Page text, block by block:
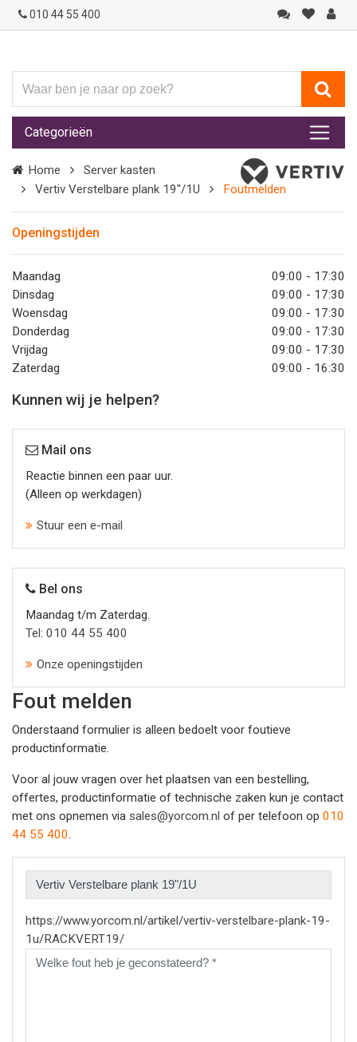
010 44 55 400
ben
je
naar
op
zoek?
Categorieën
Home
Server kasten
Vertiv Verstelbare plank 19"/1U
Foutmelden
Openingstijden
Maandag
09:00 - 17:30
Dinsdag
09:00 - 17:30
Woensdag
09:00 - 17:30
Donderdag
09:00 - 17:30
Vrijdag
09:00 - 17:30
Zaterdag
09:00 - 16:30
Kunnen wij je helpen?
Mail ons
Reactie binnen een paar uur.
(Alleen op werkdagen)
Stuur een e-mail
Bel ons
Maandag t/m Zaterdag.
Tel: 010 44 55 400
Onze openingstijden
Fout melden
Onderstaand formulier is alleen bedoelt voor foutieve
productinformatie.
Voor al jouw vragen over het plaatsen van een bestelling,
offertes, productinformatie of technische zaken kun je contact
met ons opnemen via sales@yorcom.nl of per telefoon op 010
44 55 400.
https://www.yorcom.nl/artikel/vertiv-verstelbare-plank-19-
1u/RACKVERT19/